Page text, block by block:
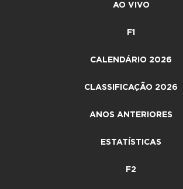
AO VIVO
F1
CALENDÁRIO 2026
CLASSIFICAÇÃO 2026
ANOS ANTERIORES
ESTATÍSTICAS
F2